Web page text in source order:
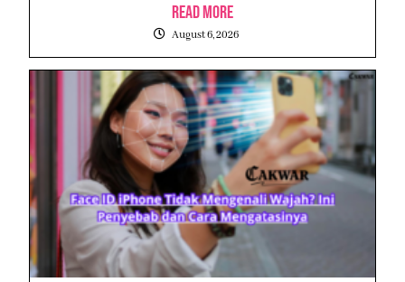
Read More
August 6, 2026